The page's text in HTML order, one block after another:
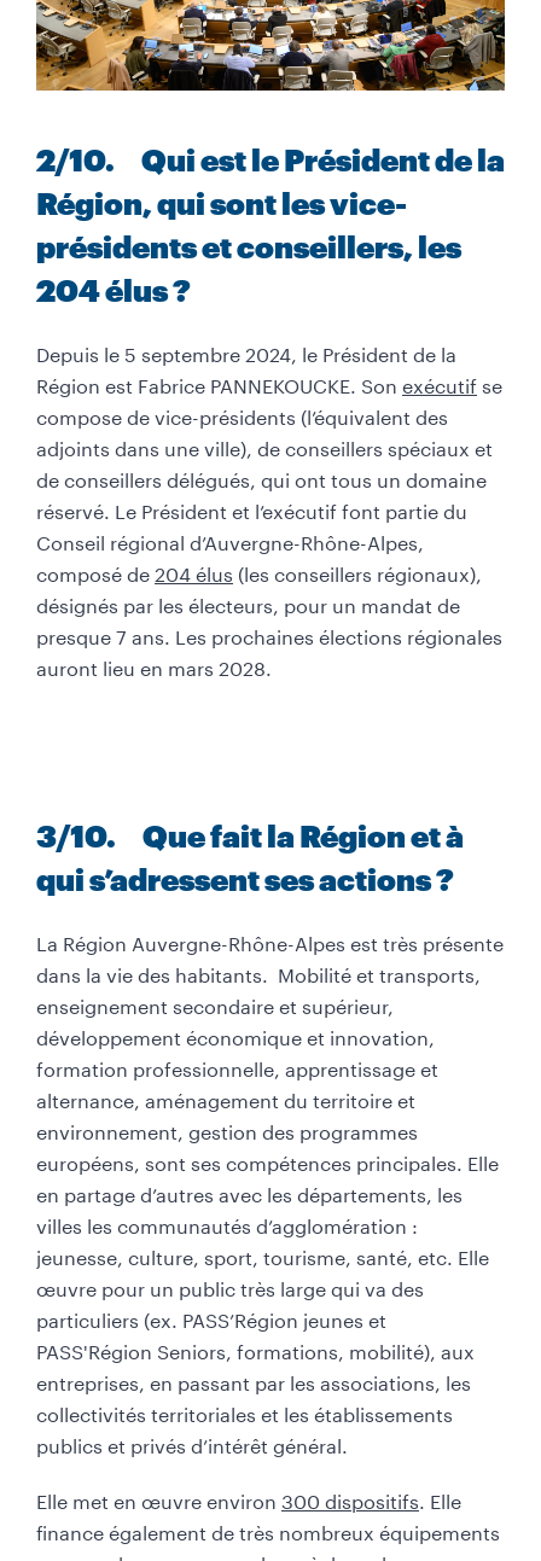
2/10. Qui est le Président de la
Région, qui sont les vice-
présidents et conseillers, les
204 élus ?
Depuis le 5 septembre 2024, le Président de la
Région est Fabrice PANNEKOUCKE. Son exécutifse
compose de vice-présidents (l’équivalent des
adjoints dans une ville), de conseillers spéciaux et
de conseillers délégués, qui ont tous un domaine
réservé. Le Président et l’exécutif font partie du
Conseil régional d’Auvergne-Rhône-Alpes,
composé de 204 élus (les conseillers régionaux),
désignés par les électeurs, pour un mandat de
presque 7 ans. Les prochaines élections régionales
auront lieu en mars 2028.
3/10. Que fait la Région et à
qui s’adressent ses actions ?
La Région Auvergne-Rhône-Alpes est très présente
dans la vie des habitants. Mobilité et transports,
enseignement secondaire et supérieur,
développement économique et innovation,
formation professionnelle, apprentissage et
alternance, aménagement du territoire et
environnement, gestion des programmes
européens, sont ses compétences principales. Elle
en partage d’autres avec les départements, les
villes les communautés d’agglomération :
jeunesse, culture, sport, tourisme, santé, etc. Elle
œuvre pour un public très large qui va des
particuliers (ex. PASS’Région jeunes et
PASS'Région Seniors, formations, mobilité), aux
entreprises, en passant par les associations, les
collectivités territoriales et les établissements
publics et privés d’intérêt général.
Elle met en œuvre environ 300 dispositifs . Elle
finance également de très nombreux équipements